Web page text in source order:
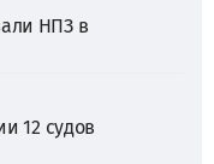
НПЗ в
12 судов